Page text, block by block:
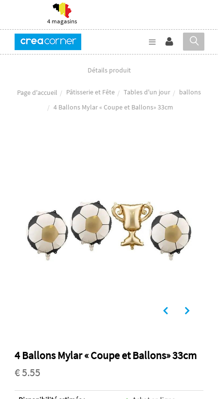
4 magasins
Détails produit
Page d'accueil Pâtisserie et Fête Tables d'un jour
ballons
4 Ballons Mylar « Coupe et Ballons» 33cm
4 Ballons Mylar « Coupe et Ballons» 33cm
€ 5.55